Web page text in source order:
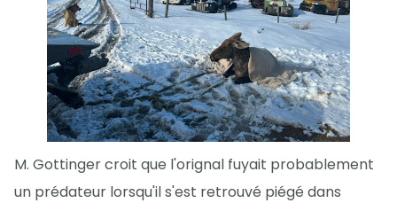
M. Gottinger croit que l'orignal fuyait probablement
un prédateur lorsqu'il s'est retrouvé piégé dans